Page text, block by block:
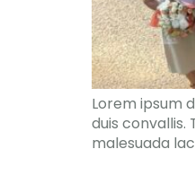
Lorem ipsum
duis convallis.
malesuada